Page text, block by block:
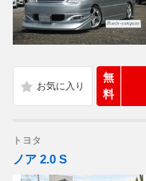
無
料
トヨタ
ノア 2.0 S